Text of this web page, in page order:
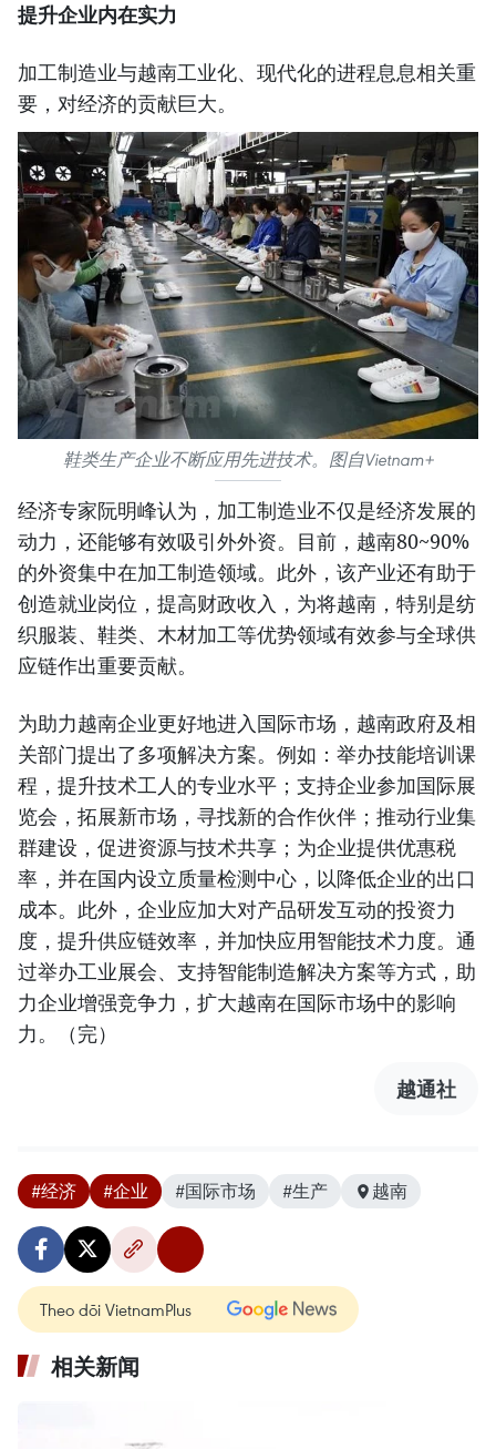
提升企业内在实力
加工制造业与越南工业化、现代化的进程息息相关重
要，对经济的贡献巨大。
鞋类生产企业不断应用先进技术。图自Vietnam+
经济专家阮明峰认为，加工制造业不仅是经济发展的
动力，还能够有效吸引外外资。目前，越南80~90%
的外资集中在加工制造领域。此外，该产业还有助于
创造就业岗位，提高财政收入，为将越南，特别是纺
织服装、鞋类、木材加工等优势领域有效参与全球供
应链作出重要贡献。
为助力越南企业更好地进入国际市场，越南政府及相
关部门提出了多项解决方案。例如：举办技能培训课
程，提升技术工人的专业水平；支持企业参加国际展
览会，拓展新市场，寻找新的合作伙伴；推动行业集
群建设，促进资源与技术共享；为企业提供优惠税
率，并在国内设立质量检测中心，以降低企业的出口
成本。此外，企业应加大对产品研发互动的投资力
度，提升供应链效率，并加快应用智能技术力度。通
过举办工业展会、支持智能制造解决方案等方式，助
力企业增强竞争力，扩大越南在国际市场中的影响
力。（完）
越通社
#经济 #企业 #国际市场 #生产 越南
Theo dõi VietnamPlus
相关新闻